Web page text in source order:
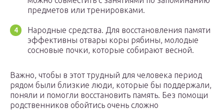
предметов или тренировками.
Народные средства. Для восстановления памяти
эффективны отвары коры рябины, молодые
сосновые почки, которые собирают весной.
Важно, чтобы в этот трудный для человека период
рядом были близкие люди, которые бы поддержали,
поняли и помогли восстановить память. Без помощи
родственников обойтись очень сложно